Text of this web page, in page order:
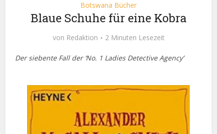
Botswana Bücher
Blaue Schuhe für eine Kobra
von Redaktion 2 Minuten Lesezeit
Der siebente Fall der ‘No. 1 Ladies Detective Agency’